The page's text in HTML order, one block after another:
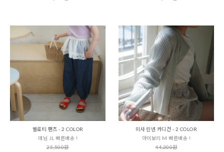
벨로티 팬츠 - 2 COLOR
데님 JL 빠른배송 !
25,500원
미샤 린넨 카디건 - 2 COLOR
아이보리 M 빠른배송 !
44,200원